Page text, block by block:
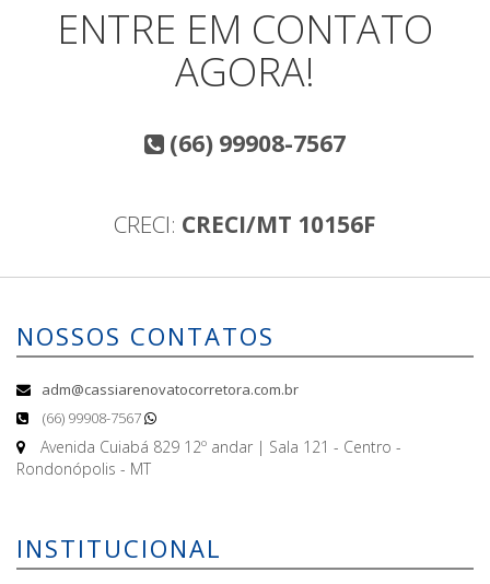
ENTRE EM CONTATO
AGORA!
(66) 99908-7567
CRECI: CRECI/MT 10156F
NOSSOS CONTATOS
adm@cassiarenovatocorretora.com.br
(66) 99908-7567
Avenida Cuiabá 829 12º andar | Sala 121 - Centro -
Rondonópolis - MT
INSTITUCIONAL